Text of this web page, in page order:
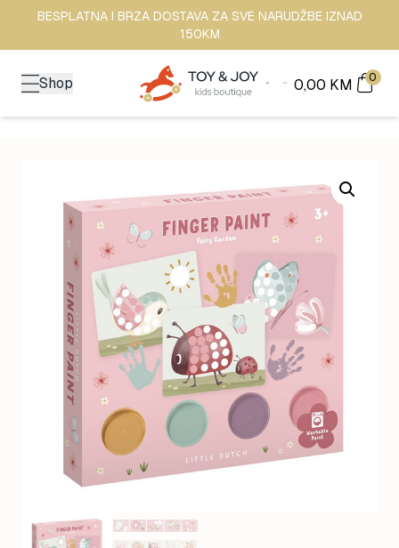
BESPLATNA I BRZA DOSTAVA ZA SVE NARUDŽBE IZNAD
150KM
Shop 0,00 KM 0